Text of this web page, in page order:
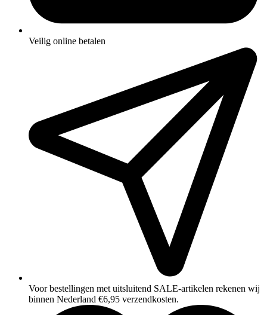
Veilig online betalen
Voor bestellingen met uitsluitend SALE‑artikelen rekenen wij
binnen Nederland €6,95 verzendkosten.